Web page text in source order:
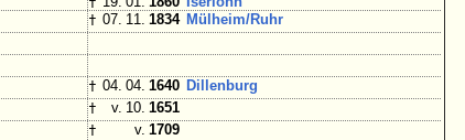
† 07. 11. 1834 Mülheim/Ruhr
† 04. 04. 1640 Dillenburg
† v. 10. 1651
† v. 1709